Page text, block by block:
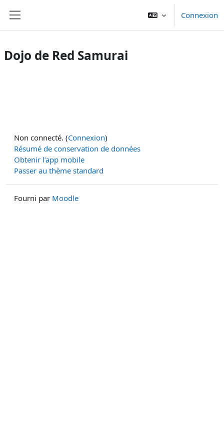
Connexion
Dojo de Red Samurai
Non connecté. (Connexion)
Résumé de conservation de données
Obtenir l’app mobile
Passer au thème standard
Fourni par Moodle